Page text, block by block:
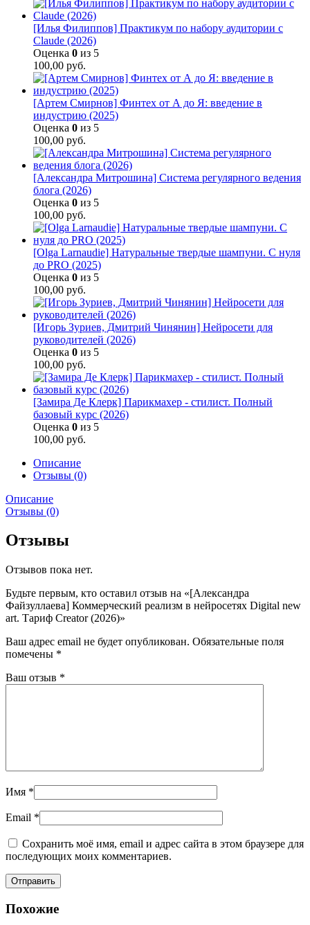
[Илья Филиппов] Практикум по набору аудитории с
Claude (2026)
Оценка 0 из 5
100,00 руб.
[Артем Смирнов] Финтех от А до Я: введение в
индустрию (2025)
Оценка 0 из 5
100,00 руб.
[Александра Митрошина] Система регулярного ведения
блога (2026)
Оценка 0 из 5
100,00 руб.
[Olga Larnaudie] Натуральные твердые шампуни. С нуля
до PRO (2025)
Оценка 0 из 5
100,00 руб.
[Игорь Зуриев, Дмитрий Чинянин] Нейросети для
руководителей (2026)
Оценка 0 из 5
100,00 руб.
[Замира Де Клерк] Парикмахер - стилист. Полный
базовый курс (2026)
Оценка 0 из 5
100,00 руб.
Описание
Отзывы (0)
Описание
Отзывы (0)
Отзывы
Отзывов пока нет.
Будьте первым, кто оставил отзыв на «[Александра
Файзуллаева] Коммерческий реализм в нейросетях Digital new
art. Тариф Creator (2026)»
Ваш адрес email не будет опубликован. Обязательные поля
помечены *
Ваш отзыв *
Имя *
Email *
Сохранить моё имя, email и адрес сайта в этом браузере для
последующих моих комментариев.
Похожие